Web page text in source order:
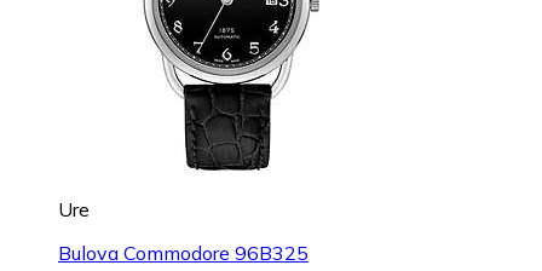
Ure
Bulova Commodore 96B325